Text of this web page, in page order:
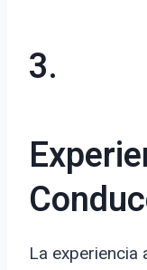
3.
La experiencia